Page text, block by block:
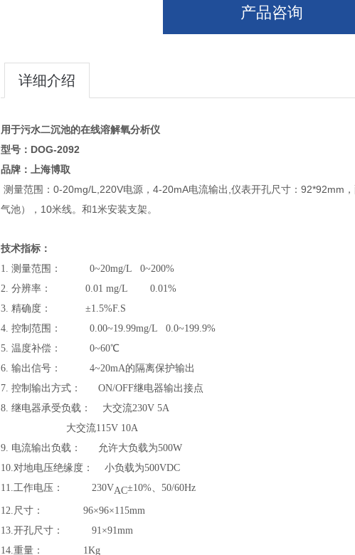
产品咨询
详细介绍
用于污水二沉池的在线溶解氧分析仪
型号：DOG-2092
品牌：上海博取
测量范围：0-20mg/L,220V电源，4-20mA电流输出,仪表开孔尺寸：92*92mm
气池），10米线。和1米安装支架。
技术指标：
1. 测量范围： 0~20mg/L 0~200%
2. 分辨率： 0.01 mg/L 0.01%
3. 精确度： ±1.5%F.S
4. 控制范围： 0.00~19.99mg/L 0.0~199.9%
5. 温度补偿： 0~60℃
6. 输出信号： 4~20mA的隔离保护输出
7. 控制输出方式： ON/OFF继电器输出接点
8. 继电器承受负载： 大交流230V 5A
大交流115V 10A
9. 电流输出负载： 允许大负载为500W
10.对地电压绝缘度： 小负载为500VDC
11.工作电压： 230VAC±10%、50/60Hz
12.尺寸： 96×96×115mm
13.开孔尺寸： 91×91mm
14.重量： 1Kg